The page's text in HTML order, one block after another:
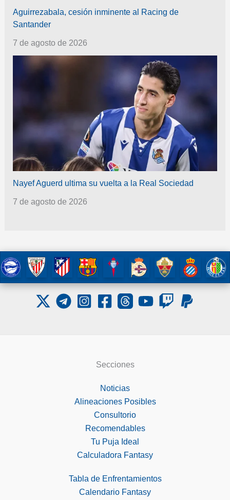
Aguirrezabala, cesión inminente al Racing de
Santander
7 de agosto de 2026
Nayef Aguerd ultima su vuelta a la Real Sociedad
7 de agosto de 2026
Secciones
Noticias
Alineaciones Posibles
Consultorio
Recomendables
Tu Puja Ideal
Calculadora Fantasy
Tabla de Enfrentamientos
Calendario Fantasy